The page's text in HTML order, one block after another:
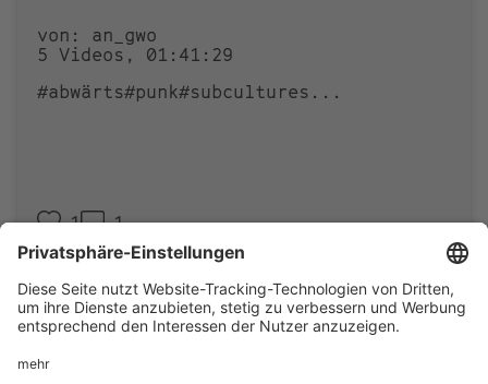
von: an_gwo
5 Videos, 01:41:29
#abwärts#punk#subcultures ...
1 1
Footer
menu
IMPRESSUM PRIVACY
IMAI PLAY NUTZUNGSBEDINGUNGEN